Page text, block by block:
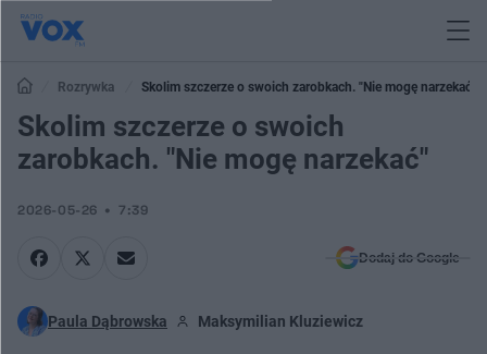
Rozrywka Skolim szczerze o swoich zarobkach. "Nie mogę narzekać"
Skolim szczerze o swoich
zarobkach. "Nie mogę narzekać"
2026-05-26 7:39
Dodaj do Google
Paula Dąbrowska Maksymilian Kluziewicz